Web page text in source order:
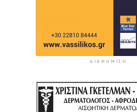
ΔΙΑΦΉΜΙΣΗ